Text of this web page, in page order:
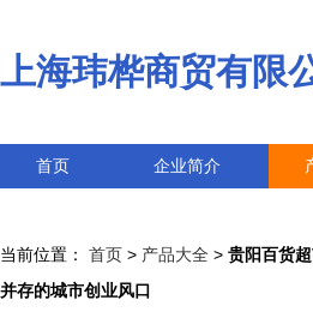
上海玮桦商贸有限
首页 企业简介
当前位置： 首页 > 产品大全 > 贵阳百货
并存的城市创业风口